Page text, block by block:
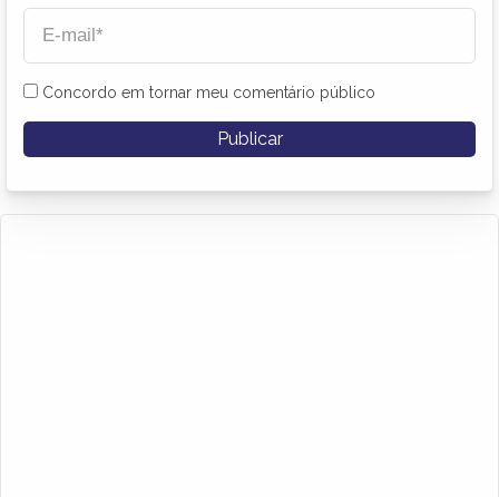
Concordo em tornar meu comentário público